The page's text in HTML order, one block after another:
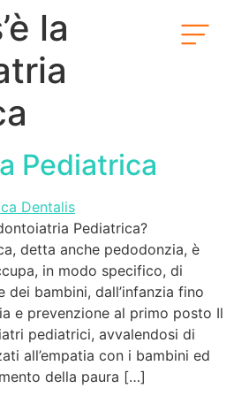
la
Pediatrica
Pediatrica?
detta anche pedodonzia, è
in modo specifico, di
dei bambini, dall’infanzia fino
e prevenzione al primo posto Il
pediatrici, avvalendosi di
all’empatia con i bambini ed
della paura […]